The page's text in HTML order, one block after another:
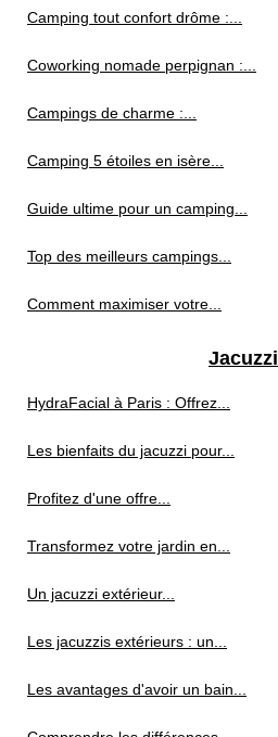
Camping tout confort drôme :...
Coworking nomade perpignan :...
Campings de charme :...
Camping 5 étoiles en isère...
Guide ultime pour un camping...
Top des meilleurs campings...
Comment maximiser votre...
Jacuzzi
HydraFacial à Paris : Offrez...
Les bienfaits du jacuzzi pour...
Profitez d'une offre...
Transformez votre jardin en...
Un jacuzzi extérieur...
Les jacuzzis extérieurs : un...
Les avantages d'avoir un bain...